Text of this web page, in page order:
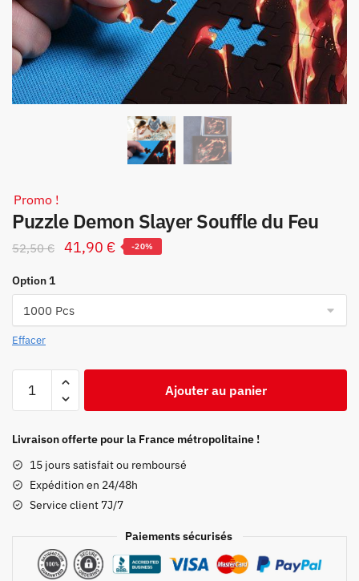
Promo !
Puzzle Demon Slayer Souffle du Feu
52,50€ Le
était :
41,90 €Le
-20%
Option 1
Effacer
Demon
Souffle
du
Feu
Ajouter au panier
Livraison offerte pour la France métropolitaine !
15 jours satisfait ou remboursé
Expédition en 24/48h
Service client 7J/7
Paiements sécurisés